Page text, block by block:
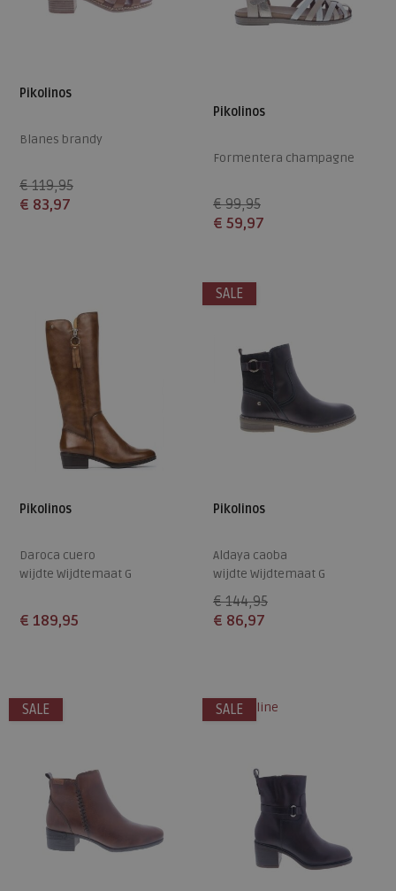
Pikolinos
Blanes brandy
€ 119,95
€ 83,97
Pikolinos
Formentera champagne
€ 99,95
€ 59,97
41
Pikolinos
Daroca cuero
wijdte Wijdtemaat G
€ 189,95
SALE
Pikolinos
Aldaya caoba
wijdte Wijdtemaat G
€ 144,95
€ 86,97
SALE SALE
alleen online